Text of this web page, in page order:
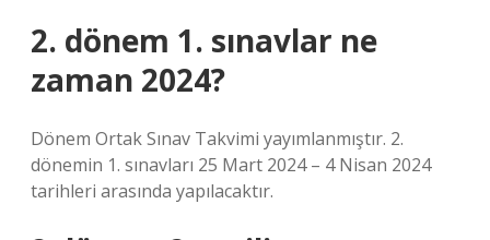
2. dönem 1. sınavlar ne
zaman 2024?
Dönem Ortak Sınav Takvimi yayımlanmıştır. 2.
dönemin 1. sınavları 25 Mart 2024 – 4 Nisan 2024
tarihleri ​​arasında yapılacaktır.